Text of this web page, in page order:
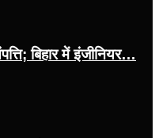
बिहार में इंजीनियर…